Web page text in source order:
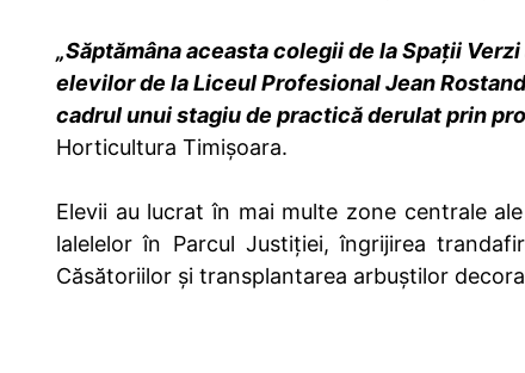
„Săptămâna aceasta colegii de la Spații
elevilor de la Liceul Profesional Jean
cadrul unui stagiu de practică derulat prin
Horticultura Timișoara.
Elevii au lucrat în mai multe zone centrale
lalelelor în Parcul Justiției, îngrijirea
Căsătoriilor și transplantarea arbuștilor